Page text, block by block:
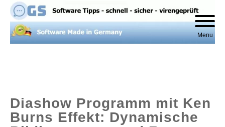
Skip
to
content
Menu
Diashow Programm mit Ken
Burns Effekt: Dynamische